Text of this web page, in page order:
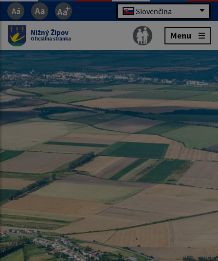
Slovenčina
Nižný Žipov
Oficiálna stránka Menu